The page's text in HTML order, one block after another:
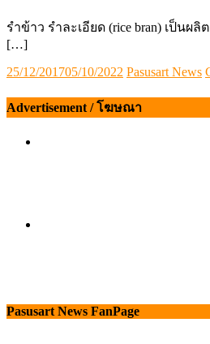
รำข้าว รำละเอียด (rice bran) เป็นผ
[…]
Posted
25/12/201705/10/2022 Author
Pasusart News
Advertisement / โฆษณา
Pasusart News FanPage